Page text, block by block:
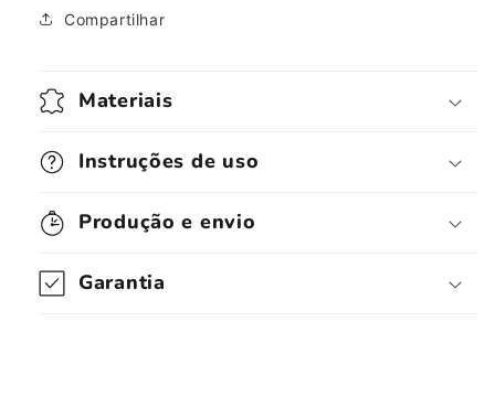
Compartilhar
Materiais
Instruções de uso
Produção e envio
Garantia